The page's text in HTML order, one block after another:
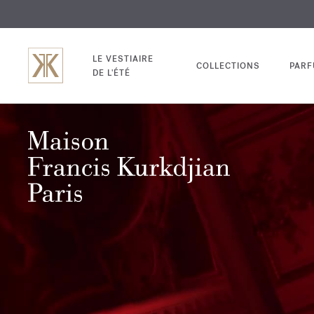
LE VESTIAIRE
DE L'ÉTÉ
COLLECTIONS